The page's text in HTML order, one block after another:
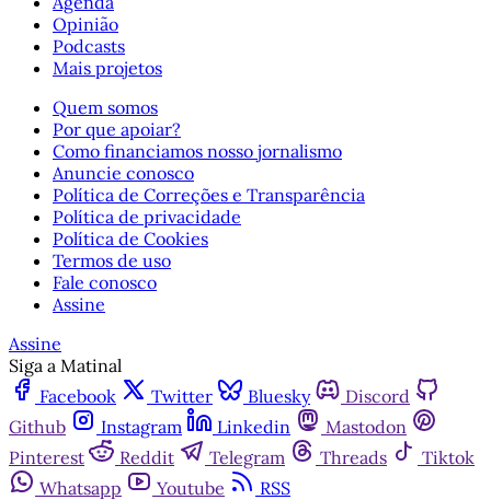
Opinião
Podcasts
Mais projetos
Quem somos
Por que apoiar?
Como financiamos nosso jornalismo
Anuncie conosco
Política de Correções e Transparência
Política de privacidade
Política de Cookies
Termos de uso
Fale conosco
Assine
Assine
Siga a Matinal
Facebook
Twitter Bluesky
Discord
Github
Instagram Linkedin
Mastodon
Pinterest
Reddit Telegram Threads
Tiktok
Whatsapp
Youtube
RSS